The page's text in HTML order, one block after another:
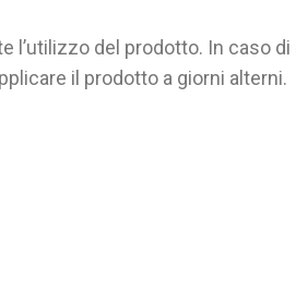
l’utilizzo del prodotto. In caso
il prodotto a giorni alterni.